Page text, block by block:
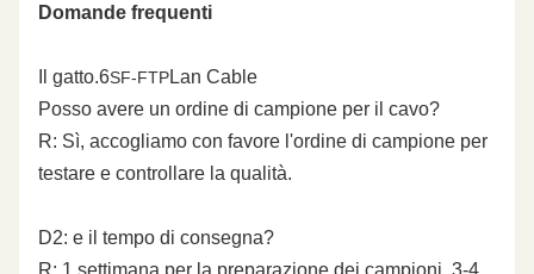
Domande frequenti
Il gatto.6SF-FTPLan Cable
Posso avere un ordine di campione per il cavo?
R: Sì, accogliamo con favore l'ordine di campione per
testare e controllare la qualità.
D2: e il tempo di consegna?
R: 1 settimana per la preparazione dei campioni, 3-4